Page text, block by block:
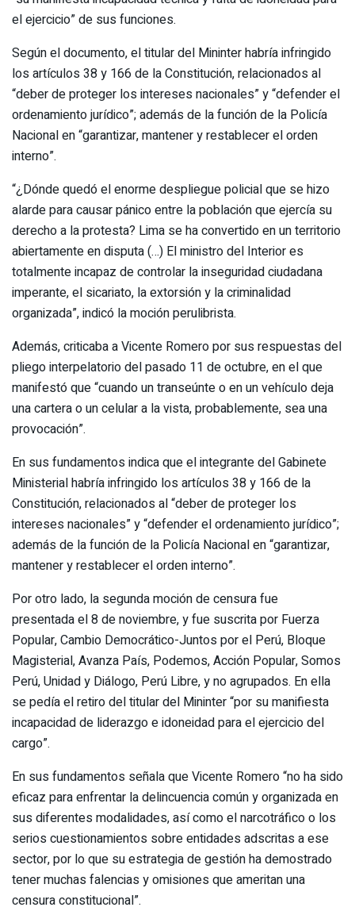
el ejercicio” de sus funciones.
Según el documento, el titular del Mininter habría infringido
los artículos 38 y 166 de la Constitución, relacionados al
“deber de proteger los intereses nacionales” y “defender el
ordenamiento jurídico”; además de la función de la Policía
Nacional en “garantizar, mantener y restablecer el orden
interno”.
“¿Dónde quedó el enorme despliegue policial que se hizo
alarde para causar pánico entre la población que ejercía su
derecho a la protesta? Lima se ha convertido en un territorio
abiertamente en disputa (…) El ministro del Interior es
totalmente incapaz de controlar la inseguridad ciudadana
imperante, el sicariato, la extorsión y la criminalidad
organizada”, indicó la moción perulibrista.
Además, criticaba a Vicente Romero por sus respuestas del
pliego interpelatorio del pasado 11 de octubre, en el que
manifestó que “cuando un transeúnte o en un vehículo deja
una cartera o un celular a la vista, probablemente, sea una
provocación”.
En sus fundamentos indica que el integrante del Gabinete
Ministerial habría infringido los artículos 38 y 166 de la
Constitución, relacionados al “deber de proteger los
intereses nacionales” y “defender el ordenamiento jurídico”;
además de la función de la Policía Nacional en “garantizar,
mantener y restablecer el orden interno”.
Por otro lado, la segunda moción de censura fue
presentada el 8 de noviembre, y fue suscrita por Fuerza
Popular, Cambio Democrático-Juntos por el Perú, Bloque
Magisterial, Avanza País, Podemos, Acción Popular, Somos
Perú, Unidad y Diálogo, Perú Libre, y no agrupados. En ella
se pedía el retiro del titular del Mininter “por su manifiesta
incapacidad de liderazgo e idoneidad para el ejercicio del
cargo”.
En sus fundamentos señala que Vicente Romero “no ha sido
eficaz para enfrentar la delincuencia común y organizada en
sus diferentes modalidades, así como el narcotráfico o los
serios cuestionamientos sobre entidades adscritas a ese
sector, por lo que su estrategia de gestión ha demostrado
tener muchas falencias y omisiones que ameritan una
censura constitucional”.